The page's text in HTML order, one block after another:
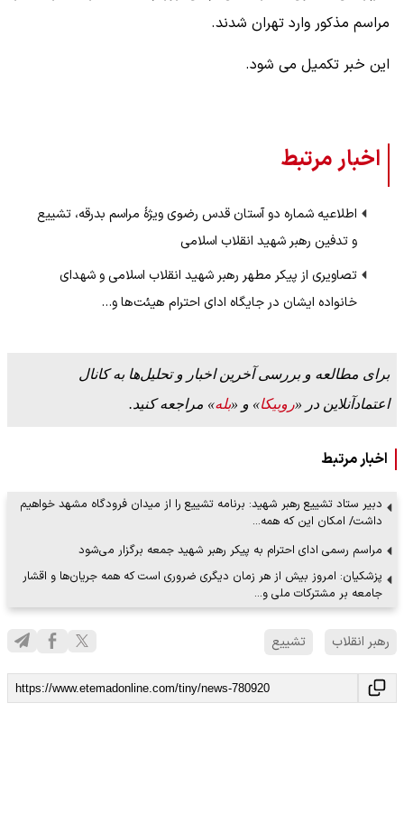
مراسم مذکور وارد تهران شدند.
این خبر تکمیل می شود.
اخبار مرتبط
اطلاعیه شماره دو آستان قدس رضوی ویژهٔ مراسم بدرقه، تشییع
و تدفین رهبر شهید انقلاب اسلامی
تصاویری از پیکر مطهر رهبر شهید انقلاب اسلامی و شهدای
خانواده ایشان در جایگاه ادای احترام هیئت‌ها و…
برای مطالعه و بررسی آخرین اخبار و تحلیل‌ها به کانال
اعتمادآنلاین در «روبیکا» و «بله» مراجعه کنید.
اخبار مرتبط
دبیر ستاد تشییع رهبر شهید: برنامه تشییع را از میدان فرودگاه مشهد خواهیم
داشت/ امکان این که همه…
مراسم رسمی ادای احترام به پیکر رهبر شهید جمعه برگزار می‌شود
پزشکیان: امروز بیش از هر زمان دیگری ضروری است که همه جریان‌ها و اقشار
جامعه بر مشترکات ملی و…
رهبر انقلاب تشییع